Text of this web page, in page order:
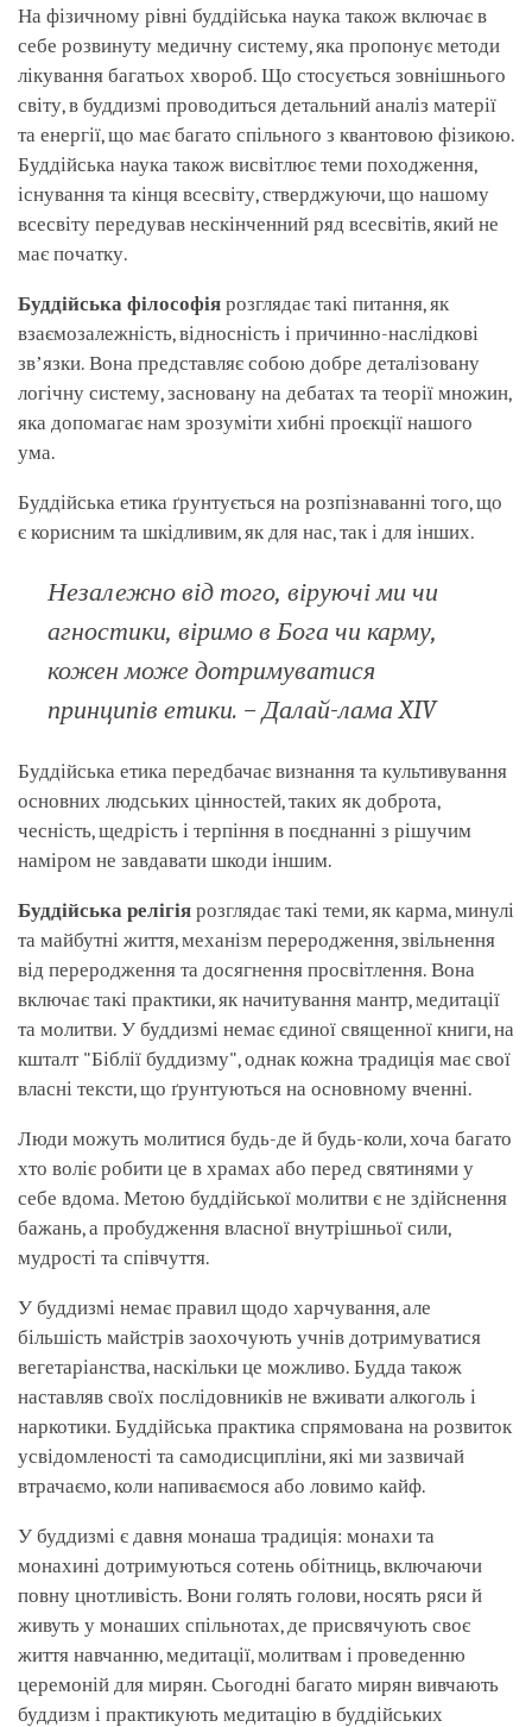
На фізичному рівні буддійська наука також включає в
себе розвинуту медичну систему, яка пропонує методи
лікування багатьох хвороб. Що стосується зовнішнього
світу, в буддизмі проводиться детальний аналіз матерії
та енергії, що має багато спільного з квантовою фізикою.
Буддійська наука також висвітлює теми походження,
існування та кінця всесвіту, стверджуючи, що нашому
всесвіту передував нескінченний ряд всесвітів, який не
має початку.
Буддійська філософія розглядає такі питання, як
взаємозалежність, відносність і причинно-наслідкові
звʼязки. Вона представляє собою добре деталізовану
логічну систему, засновану на дебатах та теорії множин,
яка допомагає нам зрозуміти хибні проєкції нашого
ума.
Буддійська етика ґрунтується на розпізнаванні того, що
є корисним та шкідливим, як для нас, так і для інших.
Незалежно від того, віруючі ми чи
агностики, віримо в Бога чи карму,
кожен може дотримуватися
принципів етики. – Далай-лама XIV
Буддійська етика передбачає визнання та культивування
основних людських цінностей, таких як доброта,
чесність, щедрість і терпіння в поєднанні з рішучим
наміром не завдавати шкоди іншим.
Буддійська релігія розглядає такі теми, як карма, минулі
та майбутні життя, механізм переродження, звільнення
від переродження та досягнення просвітлення. Вона
включає такі практики, як начитування мантр, медитації
та молитви. У буддизмі немає єдиної священної книги, на
кшталт "Біблії буддизму", однак кожна традиція має свої
власні тексти, що ґрунтуються на основному вченні.
Люди можуть молитися будь-де й будь-коли, хоча багато
хто воліє робити це в храмах або перед святинями у
себе вдома. Метою буддійської молитви є не здійснення
бажань, а пробудження власної внутрішньої сили,
мудрості та співчуття.
У буддизмі немає правил щодо харчування, але
більшість майстрів заохочують учнів дотримуватися
вегетаріанства, наскільки це можливо. Будда також
наставляв своїх послідовників не вживати алкоголь і
наркотики. Буддійська практика спрямована на розвиток
усвідомленості та самодисципліни, які ми зазвичай
втрачаємо, коли напиваємося або ловимо кайф.
У буддизмі є давня монаша традиція: монахи та
монахині дотримуються сотень обітниць, включаючи
повну цнотливість. Вони голять голови, носять ряси й
живуть у монаших спільнотах, де присвячують своє
життя навчанню, медитації, молитвам і проведенню
церемоній для мирян. Сьогодні багато мирян вивчають
буддизм і практикують медитацію в буддійських